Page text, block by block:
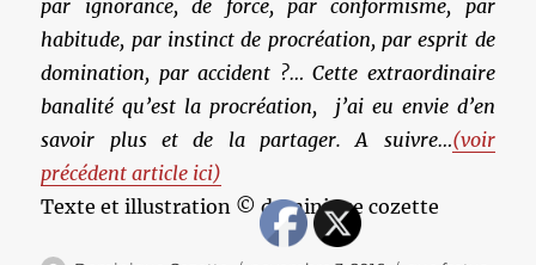
par ignorance, de force, par conformisme, par
habitude, par instinct de procréation, par esprit de
domination, par accident ?… Cette extraordinaire
banalité qu’est la procréation, j’ai eu envie d’en
savoir plus et de la partager. A suivre…(voir
précédent article ici)
Texte et illustration © dominique cozette